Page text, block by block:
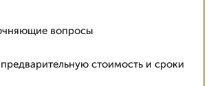
вопросы
стоимость и сроки